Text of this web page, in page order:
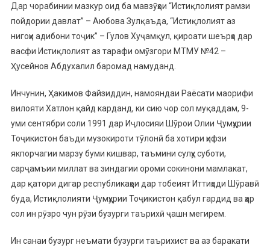
Дар чорабинии мазкур оид ба мавзӯҳои “Истиқлолият рамзи
пойдории давлат” – Аюбова Зулқаъда, “Истиқлолият аз
нигоҳи адибони тоҷик” – Гулов Хуҷамқул, қироати шеърҳо дар
васфи Истиқлолият аз тарафи омӯзгори МТМУ №42 –
Ҳусейнов Абдухалил баромад намуданд.
Инчунин, Ҳакимов Файзиддин, намояндаи Раёсати маорифи
вилояти Хатлон қайд карданд, ки сию чор сол муқаддам, 9-
уми сентябри соли 1991 дар Иҷлосияи Шӯрои Олии Ҷумҳурии
Тоҷикистон баъди музокироти тӯлонӣ ба хотири ҳифзи
якпорчагии марзу буми кишвар, таъмини сулҳу суботи,
сарҷамъии миллат ва зиндагии ороми сокинони мамлакат,
дар қатори дигар республикаҳои дар тобеият Иттиҳоди Шӯравӣ
буда, Истиқлолияти Ҷумҳурии Тоҷикистон қабул гардид ва ҳар
сол ин рӯзро чун рӯзи бузурги таърихӣ ҷашн мегирем.
Ин санаи бузург неъмати бузурги таърихист ва аз баракати